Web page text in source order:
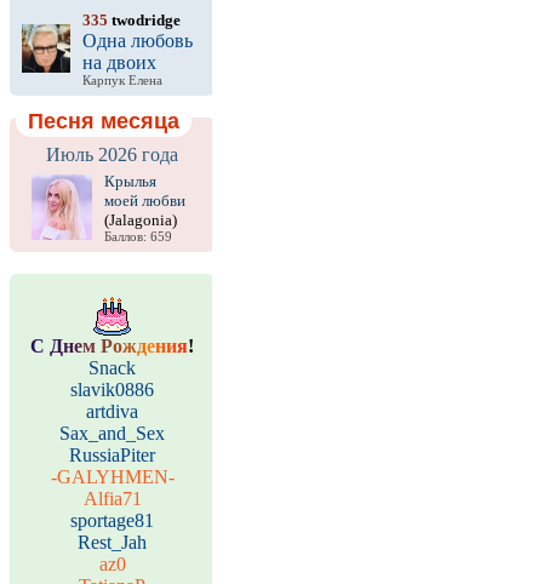
335 twodridge
Одна любовь
на двоих
Карпук Елена
Песня месяца
Июль 2026 года
Крылья
моей любви
(Jalagonia)
Баллов: 659
С Днем Рождения!
Snack
slavik0886
artdiva
Sax_and_Sex
RussiaPiter
-GALYHMEN-
Alfia71
sportage81
Rest_Jah
az0